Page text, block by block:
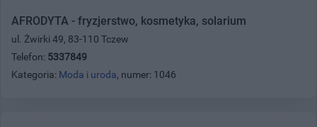
AFRODYTA - fryzjerstwo, kosmetyka, solarium
ul. Żwirki 49, 83-110 Tczew
Telefon: 5337849
Kategoria: Moda i uroda, numer: 1046